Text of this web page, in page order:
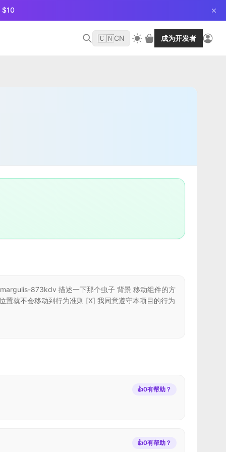
$10
🇨🇳CN 成为开发者
873kdv 描述一下那个虫子 背景 移动组件的方
置就不会移动到行为准则 [X] 我同意遵守本项目的行为
👍0有帮助？
👍0有帮助？